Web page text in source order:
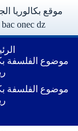
موقع بكالوريا
bac onec dz